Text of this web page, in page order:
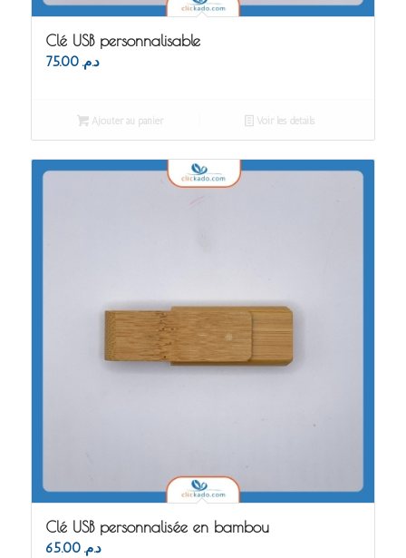
Clé USB personnalisable
د.م. 75.00
Ajouter au panier Voir les détails
Clé USB personnalisée en bambou
د.م. 65.00